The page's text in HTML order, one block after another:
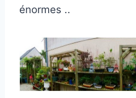
énormes ..